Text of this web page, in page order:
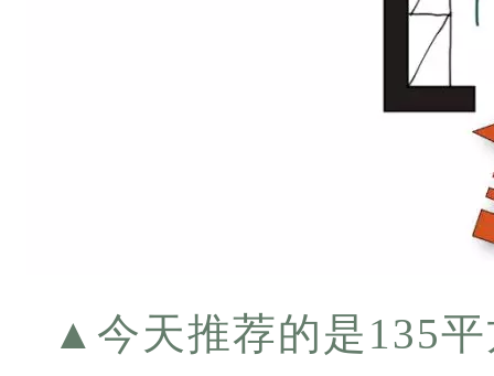
▲ 今天推荐的是135